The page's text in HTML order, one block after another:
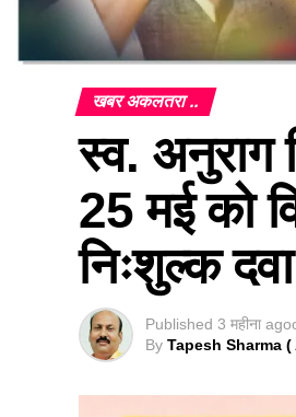
खबर अकलतरा ..
स्व. अनुराग
25 मई को
निःशुल्क
Published 3 महीना ago
By Tapesh Sharma